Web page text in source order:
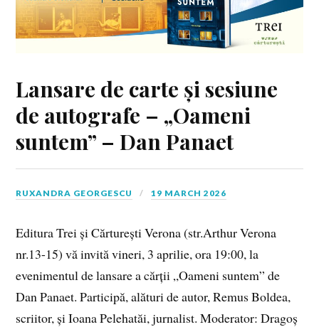
Lansare de carte și sesiune
de autografe – „Oameni
suntem” – Dan Panaet
RUXANDRA GEORGESCU 19 MARCH 2026
Editura Trei și Cărturești Verona (str.Arthur Verona
nr.13-15) vă invită vineri, 3 aprilie, ora 19:00, la
evenimentul de lansare a cărții „Oameni suntem” de
Dan Panaet. Participă, alături de autor, Remus Boldea,
scriitor, și Ioana Pelehatăi, jurnalist. Moderator: Dragoș